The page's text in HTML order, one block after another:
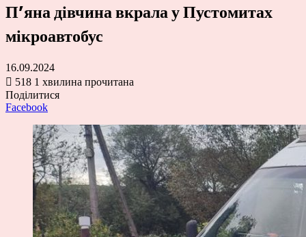
П’яна дівчина вкрала у Пустомитах
мікроавтобус
16.09.2024
518 1 хвилина прочитана
Поділитися
Facebook